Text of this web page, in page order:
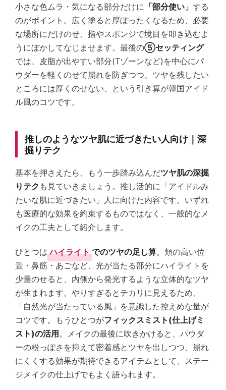
小さな色ムラ・気になる部分だけに 「部分使い」 する
のがポイント。広く塗ると厚ぼったくなるため、必要
な場所にだけのせ、指やスポンジで境目を叩き込むよ
うにぼかしてなじませます。最後の⑤セッティング
では、皮脂が出やすい部分(Tゾーンなど)を中心にパ
ウダーを軽くのせて崩れを防ぎつつ、ツヤを残したい
ところには厚くのせない、という引き算が韓国アイド
ル風のコツです。
推しのようなツヤ肌に近づきたい人向け｜深
掘りテク
基本を押さえたら、もう一歩踏み込んだツヤ肌の深掘
りテク も見ていきましょう。推し活的に「アイドルみ
たいな肌に近づきたい」人に向けた内容です。いずれ
も医療的な効果を約束するものではなく、一般的なメ
イクの工夫として紹介します。
ひとつは ハイライト でのツヤの足し算。頬の高い位
置・鼻筋・あごなど、光が当たる部分にハイライトを
少量のせると、内側から発光するような立体的なツヤ
が生まれます。やりすぎるとテカリに見えるため、
「自然光が当たっている風」を意識した控えめな量が
コツです。もうひとつがフィックスミスト(仕上げミ
スト)の活用 。メイクの最後に吹きかけると、パウダ
ーの粉っぽさを抑えて密着感とツヤを出しつつ、崩れ
にくくする効果が期待できるアイテムとして、ステー
ジメイクの仕上げでもよく語られます。